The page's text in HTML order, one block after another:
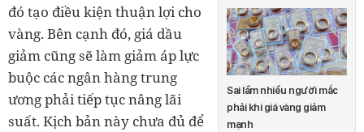
Sai lầm nhiều người mắc
phải khi giá vàng giảm
mạnh
đó tạo điều kiện thuận lợi cho
vàng. Bên cạnh đó, giá dầu
giảm cũng sẽ làm giảm áp lực
buộc các ngân hàng trung
ương phải tiếp tục nâng lãi
suất. Kịch bản này chưa đủ để